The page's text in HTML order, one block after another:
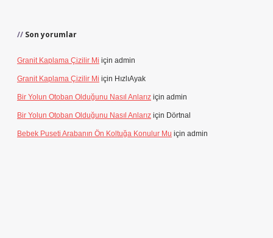
Son yorumlar
Granit Kaplama Çizilir Mi için admin
Granit Kaplama Çizilir Mi için HızlıAyak
Bir Yolun Otoban Olduğunu Nasıl Anlarız için admin
Bir Yolun Otoban Olduğunu Nasıl Anlarız için Dörtnal
Bebek Puseti Arabanın Ön Koltuğa Konulur Mu için admin